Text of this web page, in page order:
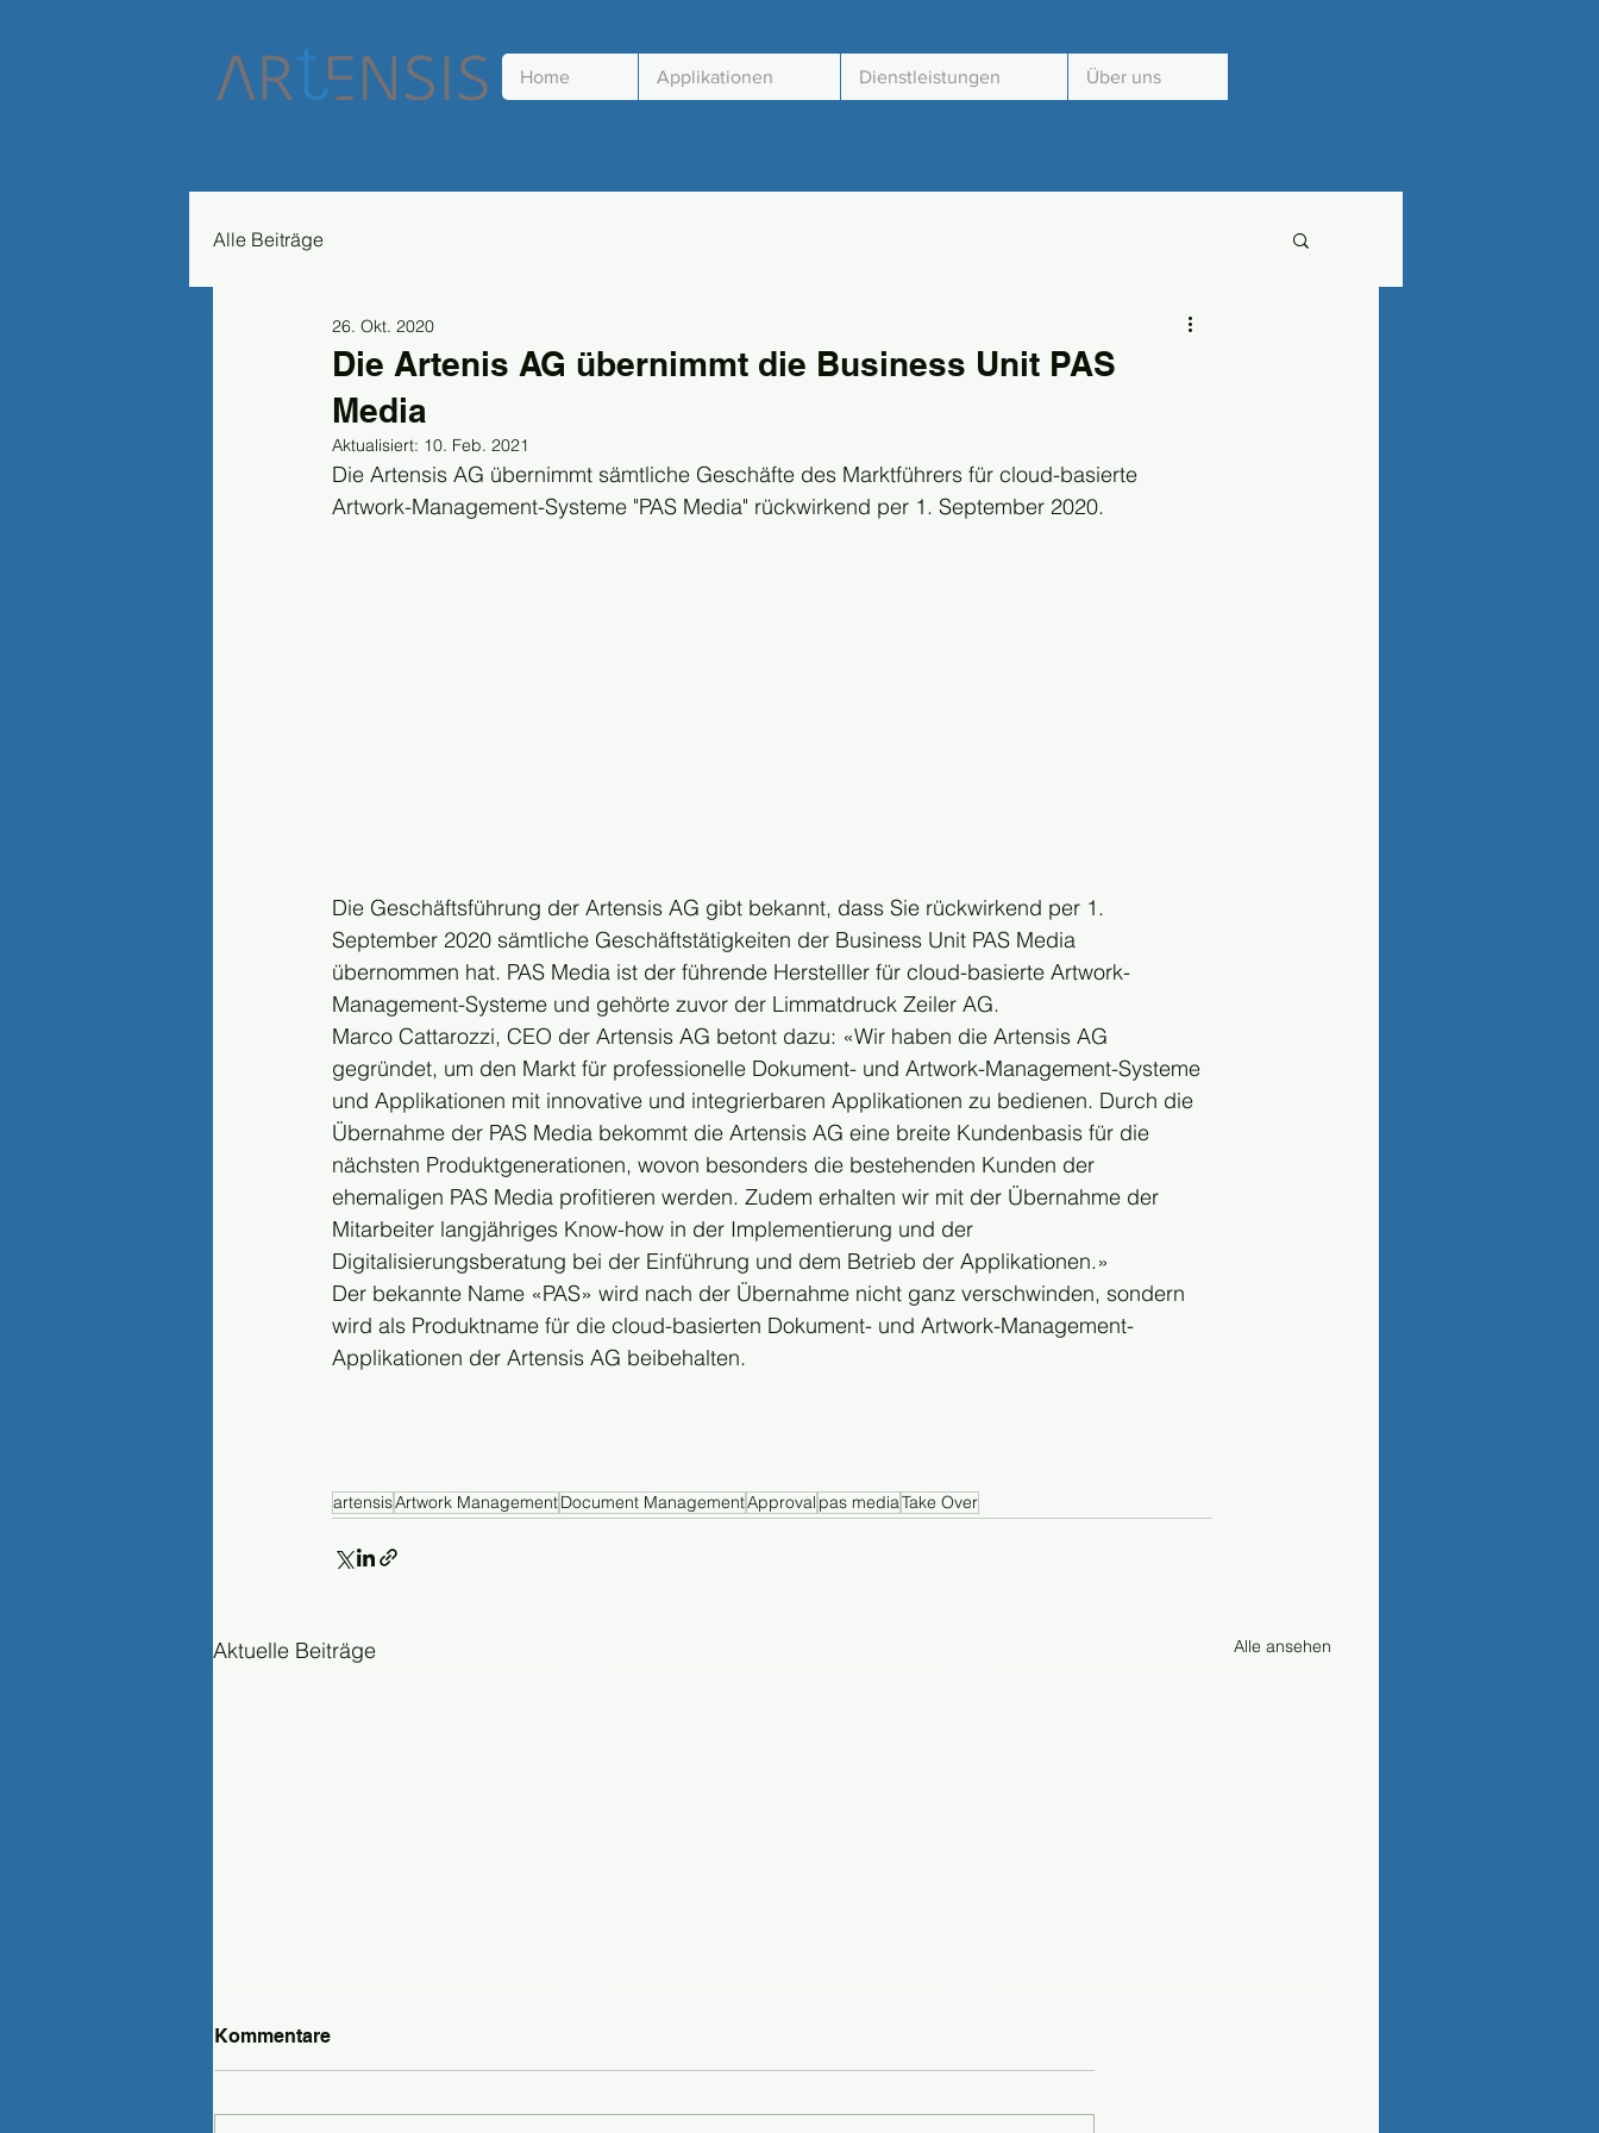
Home Applikationen Dienstleistungen Über uns
Alle Beiträge
Die Artenis AG übernimmt die Business Unit PAS
Media
26. Okt. 2020
Aktualisiert: 10. Feb. 2021
Die Artensis AG übernimmt sämtliche Geschäfte des Marktführers für cloud-basierte
Artwork-Management-Systeme "PAS Media" rückwirkend per 1. September 2020.
Die Geschäftsführung der Artensis AG gibt bekannt, dass Sie rückwirkend per 1.
September 2020 sämtliche Geschäftstätigkeiten der Business Unit PAS Media
übernommen hat. PAS Media ist der führende Herstelller für cloud-basierte Artwork-
Management-Systeme und gehörte zuvor der Limmatdruck Zeiler AG.
Marco Cattarozzi, CEO der Artensis AG betont dazu: «Wir haben die Artensis AG
gegründet, um den Markt für professionelle Dokument- und Artwork-Management-Systeme
und Applikationen mit innovative und integrierbaren Applikationen zu bedienen. Durch die
Übernahme der PAS Media bekommt die Artensis AG eine breite Kundenbasis für die
nächsten Produktgenerationen, wovon besonders die bestehenden Kunden der
ehemaligen PAS Media profitieren werden. Zudem erhalten wir mit der Übernahme der
Mitarbeiter langjähriges Know-how in der Implementierung und der
Digitalisierungsberatung bei der Einführung und dem Betrieb der Applikationen.»
Der bekannte Name «PAS» wird nach der Übernahme nicht ganz verschwinden, sondern
wird als Produktname für die cloud-basierten Dokument- und Artwork-Management-
Applikationen der Artensis AG beibehalten.
artensisArtwork ManagementDocument ManagementApproval pas mediaTake Over
Aktuelle Beiträge Alle ansehen
Kommentare